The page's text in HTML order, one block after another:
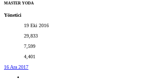
MASTER YODA
Yönetici
19 Eki 2016
29,833
7,599
4,401
16 Ara 2017